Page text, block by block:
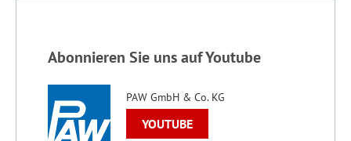
Abonnieren Sie uns auf Youtube
PAW GmbH & Co. KG
YOUTUBE